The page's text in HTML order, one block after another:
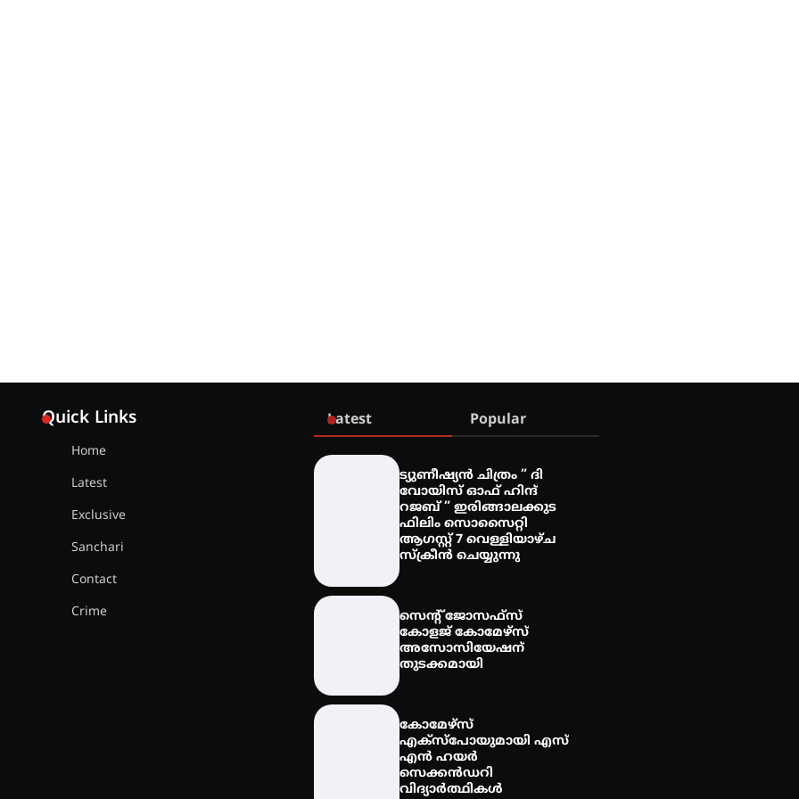
Quick Links
Home
Latest
Exclusive
Sanchari
Contact
Crime
Latest Popular
ട്യുണീഷ്യൻ ചിത്രം ” ദി
വോയിസ് ഓഫ് ഹിന്ദ്
റജബ് ” ഇരിങ്ങാലക്കുട
ഫിലിം സൊസൈറ്റി
ആഗസ്റ്റ് 7 വെള്ളിയാഴ്ച
സ്‌ക്രീൻ ചെയ്യുന്നു
സെന്റ് ജോസഫ്സ്
കോളജ് കോമേഴ്‌സ്
അസോസിയേഷന്
തുടക്കമായി
കോമേഴ്സ്
എക്സ്പോയുമായി എസ്
എൻ ഹയർ
സെക്കൻഡറി
വിദ്യാർത്ഥികൾ